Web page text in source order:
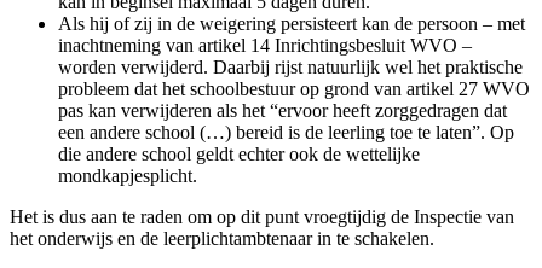
Als hij of zij in de weigering persisteert kan de persoon – met
inachtneming van artikel 14 Inrichtingsbesluit WVO –
worden verwijderd. Daarbij rijst natuurlijk wel het praktische
probleem dat het schoolbestuur op grond van artikel 27 WVO
pas kan verwijderen als het “ervoor heeft zorggedragen dat
een andere school (…) bereid is de leerling toe te laten”. Op
die andere school geldt echter ook de wettelijke
mondkapjesplicht.
Het is dus aan te raden om op dit punt vroegtijdig de Inspectie van
het onderwijs en de leerplichtambtenaar in te schakelen.